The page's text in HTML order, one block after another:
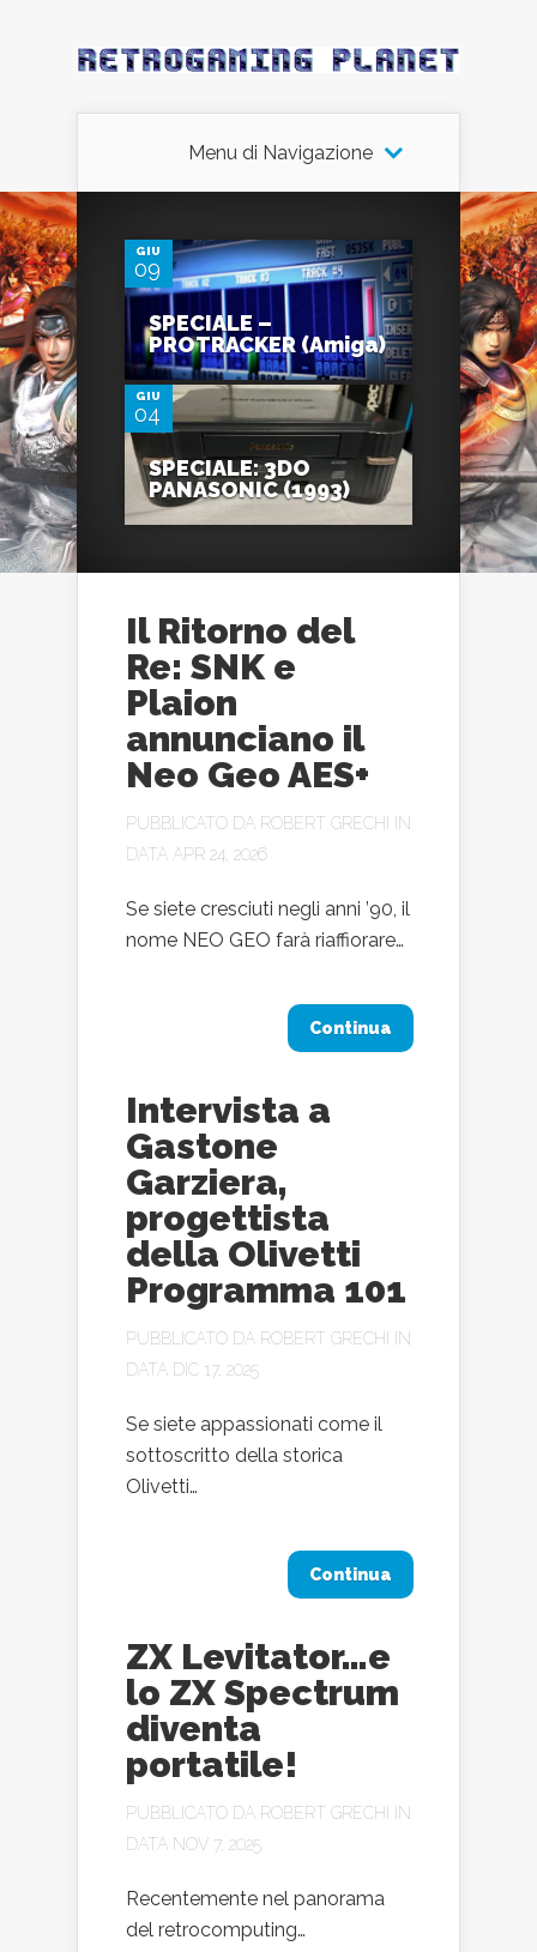
Menu di Navigazione
GIU
09
SPECIALE –
PROTRACKER (Amiga)
GIU
04
0
SPECIALE: 3DO
PANASONIC (1993)
Il Ritorno del
Re: SNK e
Plaion
annunciano il
Neo Geo AES+
PUBBLICATO DA ROBERT GRECHI
IN
DATA APR 24, 2026
Se siete cresciuti negli anni ’90, il
nome NEO GEO farà riaffiorare…
Continua
Intervista a
Gastone
Garziera,
progettista
della Olivetti
Programma 101
PUBBLICATO DA ROBERT GRECHI
IN
DATA DIC 17, 2025
Se siete appassionati come il
sottoscritto della storica
Olivetti…
Continua
ZX Levitator…e
lo ZX Spectrum
diventa
portatile!
PUBBLICATO DA ROBERT GRECHI
IN
DATA NOV 7, 2025
Recentemente nel panorama
del retrocomputing…